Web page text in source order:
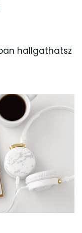
hallgathatsz